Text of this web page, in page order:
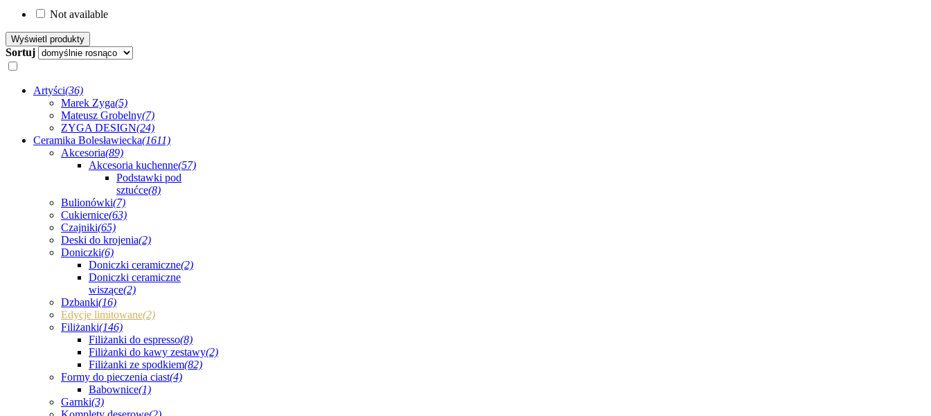
Not available
Sortuj
Artyści(36)
Marek Zyga(5)
Mateusz Grobelny(7)
ZYGA DESIGN(24)
Ceramika Bolesławiecka(1611)
Akcesoria(89)
Akcesoria kuchenne(57)
Podstawki pod
sztućce(8)
Bulionówki(7)
Cukiernice(63)
Czajniki(65)
Deski do krojenia(2)
Doniczki(6)
Doniczki ceramiczne(2)
Doniczki ceramiczne
wiszące(2)
Dzbanki(16)
Edycje limitowane(2)
Filiżanki(146)
Filiżanki do espresso(8)
Filiżanki do kawy zestawy(2)
Filiżanki ze spodkiem(82)
Formy do pieczenia ciast(4)
Babownice(1)
Garnki(3)